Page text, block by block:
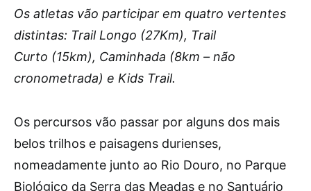
Os atletas vão participar em quatro vertentes
distintas: Trail Longo (27Km), Trail
Curto (15km), Caminhada (8km – não
cronometrada) e Kids Trail.
Os percursos vão passar por alguns dos mais
belos trilhos e paisagens durienses,
nomeadamente junto ao Rio Douro, no Parque
Biológico da Serra das Meadas e no Santuário